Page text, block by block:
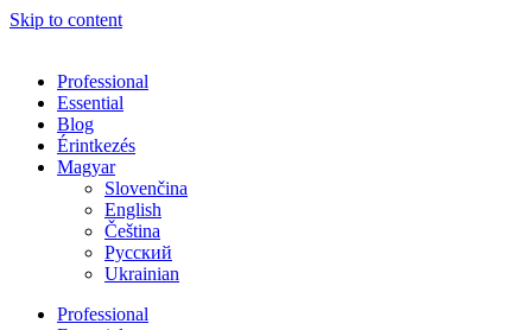
Skip to content
Professional
Essential
Blog
Érintkezés
Magyar
Slovenčina
English
Čeština
Русский
Ukrainian
Professional